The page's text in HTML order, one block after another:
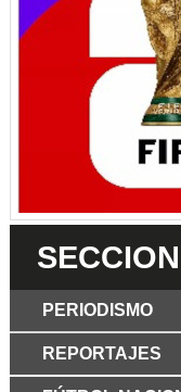
PERIODISMO
REPORTAJES